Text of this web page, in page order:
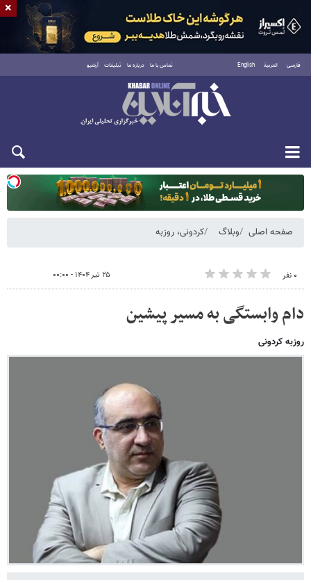
فارسی العربية English تماس با ما درباره ما تبلیغات آرشیو
یکشنبه ۱۸ مرداد ۱۴۰۵
صفحه اصلی وبلاگ کردونی، روزبه
۰ نفر ۲۵ تیر ۱۴۰۴ - ۰۰:۰۰
دام وابستگی به مسیر پیشین
روزبه کردونی
×